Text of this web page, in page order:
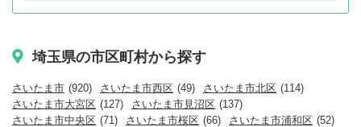
埼玉県の市区町村から探す
さいたま市 (920) さいたま市西区 (49) さいたま市北区 (114)
さいたま市大宮区 (127) さいたま市見沼区 (137)
さいたま市中央区 (71) さいたま市桜区 (66) さいたま市浦和区 (52)